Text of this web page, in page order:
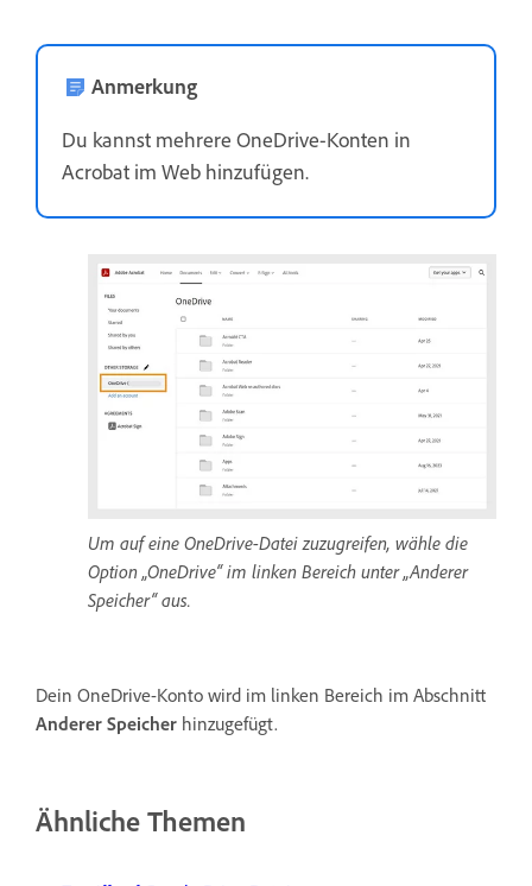
Anmerkung
Du kannst mehrere OneDrive-Konten in
Acrobat im Web hinzufügen.
Um auf eine OneDrive-Datei zuzugreifen, wähle die
Option „OneDrive“ im linken Bereich unter „Anderer
Speicher“ aus.
Dein OneDrive-Konto wird im linken Bereich im Abschnitt
Anderer Speicher hinzugefügt.
Ähnliche Themen